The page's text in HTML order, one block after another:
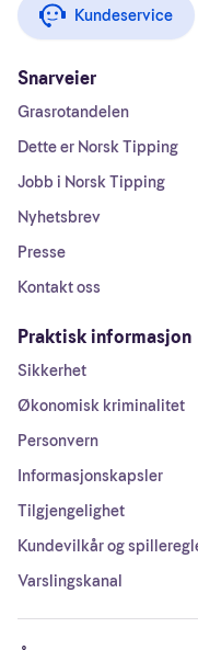
Kundeservice
Snarveier
Grasrotandelen
Dette er Norsk Tipping
Jobb i Norsk Tipping
Nyhetsbrev
Presse
Kontakt oss
Praktisk informasjon
Sikkerhet
Økonomisk kriminalitet
Personvern
Informasjonskapsler
Tilgjengelighet
Kundevilkår og
Varslingskanal